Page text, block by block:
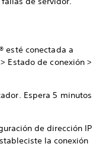
esté conectada a
> Estado de conexión >
Espera 5 minutos
de dirección IP
la conexión